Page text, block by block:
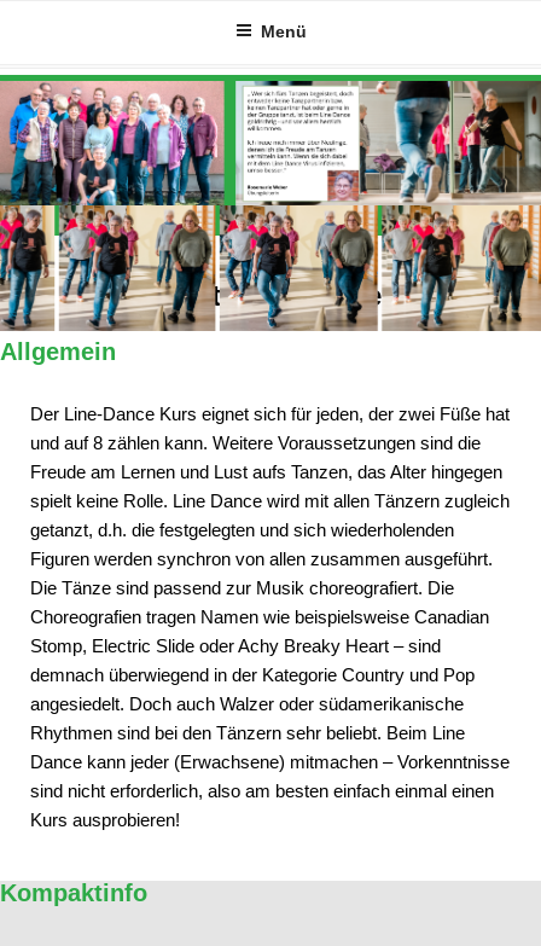
springen
Menü
Alles Wichtige auf einen Blick
Allgemein
Der Line-Dance Kurs eignet sich für jeden, der zwei Füße hat
und auf 8 zählen kann. Weitere Voraussetzungen sind die
Freude am Lernen und Lust aufs Tanzen, das Alter hingegen
spielt keine Rolle. Line Dance wird mit allen Tänzern zugleich
getanzt, d.h. die festgelegten und sich wiederholenden
Figuren werden synchron von allen zusammen ausgeführt.
Die Tänze sind passend zur Musik choreografiert. Die
Choreografien tragen Namen wie beispielsweise Canadian
Stomp, Electric Slide oder Achy Breaky Heart – sind
demnach überwiegend in der Kategorie Country und Pop
angesiedelt. Doch auch Walzer oder südamerikanische
Rhythmen sind bei den Tänzern sehr beliebt. Beim Line
Dance kann jeder (Erwachsene) mitmachen – Vorkenntnisse
sind nicht erforderlich, also am besten einfach einmal einen
Kurs ausprobieren!
Kompaktinfo